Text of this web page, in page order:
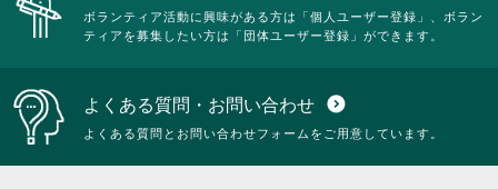
ボランティア活動に興味がある方は「個人ユーザー登録」、ボラン
ティアを募集したい方は「団体ユーザー登録」ができます。
よくある質問・お問い合わせ expand_circle_down
よくある質問とお問い合わせフォームをご用意しています。